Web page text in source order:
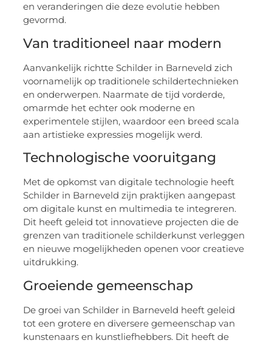
en veranderingen die deze evolutie hebben
gevormd.
Van traditioneel naar modern
Aanvankelijk richtte Schilder in Barneveld zich
voornamelijk op traditionele schildertechnieken
en onderwerpen. Naarmate de tijd vorderde,
omarmde het echter ook moderne en
experimentele stijlen, waardoor een breed scala
aan artistieke expressies mogelijk werd.
Technologische vooruitgang
Met de opkomst van digitale technologie heeft
Schilder in Barneveld zijn praktijken aangepast
om digitale kunst en multimedia te integreren.
Dit heeft geleid tot innovatieve projecten die de
grenzen van traditionele schilderkunst verleggen
en nieuwe mogelijkheden openen voor creatieve
uitdrukking.
Groeiende gemeenschap
De groei van Schilder in Barneveld heeft geleid
tot een grotere en diversere gemeenschap van
kunstenaars en kunstliefhebbers. Dit heeft de